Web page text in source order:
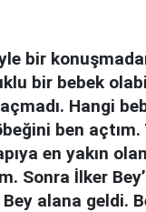
bir
bir bebek
Hangi
ben açtım.
en yakın
Sonra İlker
alana geldi.